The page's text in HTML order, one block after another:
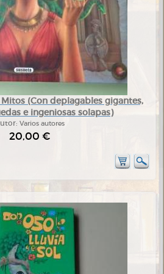
(Con deplagables gigantes,
e ingeniosas solapas)
Varios autores
20,00 €